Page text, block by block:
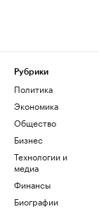
Рубрики
Политика
Экономика
Общество
Бизнес
Технологии и
медиа
Финансы
Биографии